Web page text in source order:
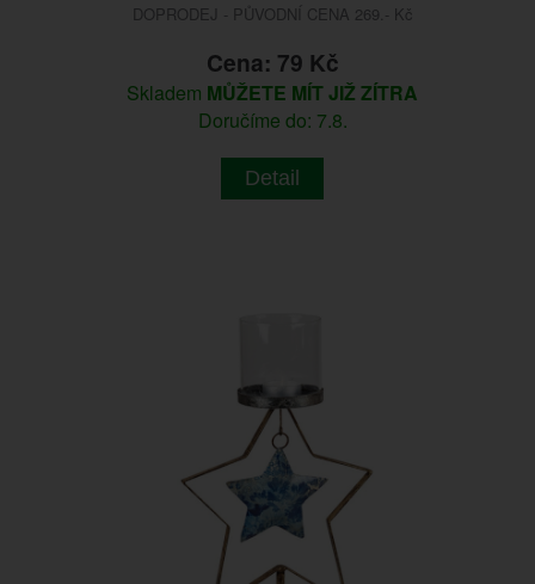
DOPRODEJ - PŮVODNÍ CENA 269.- Kč
Cena: 79 Kč
Skladem MŮŽETE MÍT JIŽ ZÍTRA
Doručíme do: 7.8.
Detail